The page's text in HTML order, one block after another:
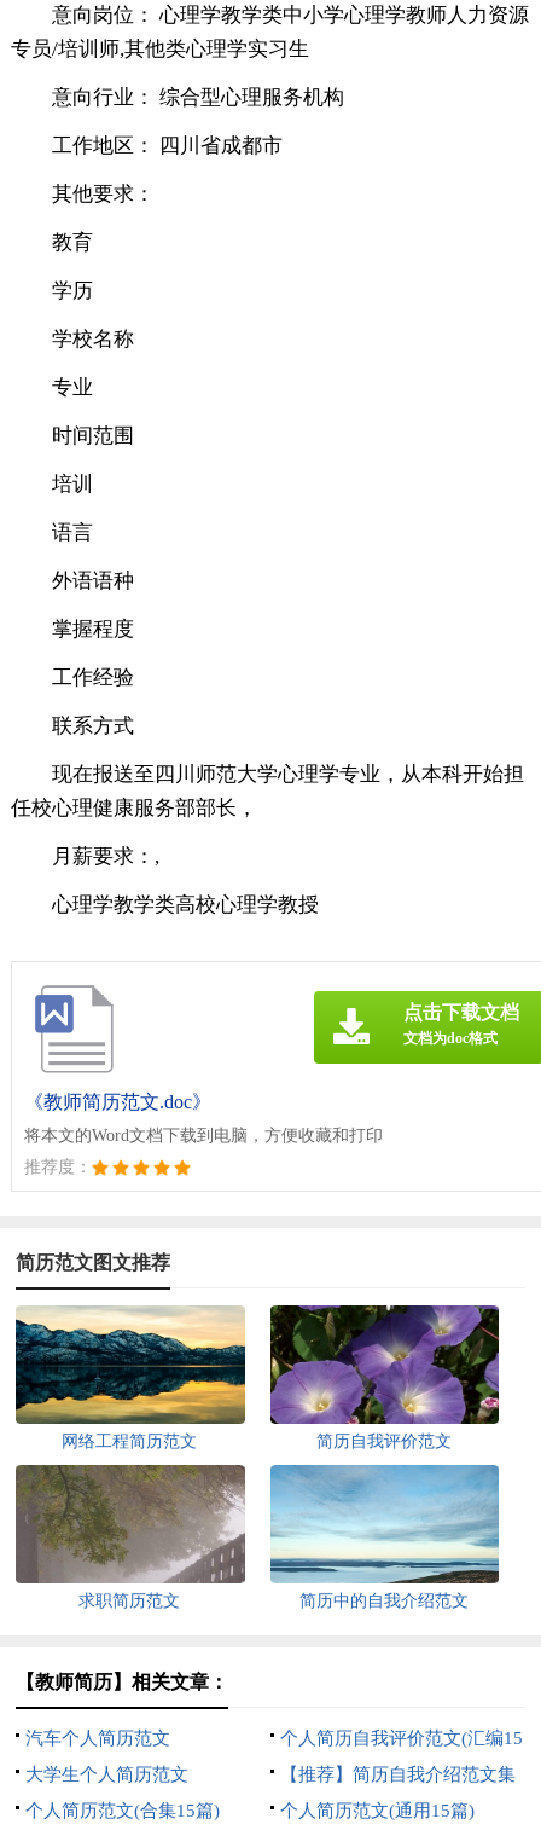
意向岗位： 心理学教学类中小学心理学教师人力资源
专员/培训师,其他类心理学实习生
意向行业： 综合型心理服务机构
工作地区： 四川省成都市
其他要求：
教育
学历
学校名称
专业
时间范围
培训
语言
外语语种
掌握程度
工作经验
联系方式
现在报送至四川师范大学心理学专业，从本科开始担
任校心理健康服务部部长，
月薪要求：,
心理学教学类高校心理学教授
《教师简历范文.doc》
将本文的Word文档下载到电脑，方便收藏和打印
推荐度：
点击下载文档
文档为doc格式
简历范文图文推荐
网络工程简历范文 简历自我评价范文
求职简历范文 简历中的自我介绍范文
【教师简历】相关文章：
汽车个人简历范文
个人简历自我评价范文(汇编15
篇)
大学生个人简历范文
【推荐】简历自我介绍范文集
合4篇
个人简历范文(合集15篇) 个人简历范文(通用15篇)